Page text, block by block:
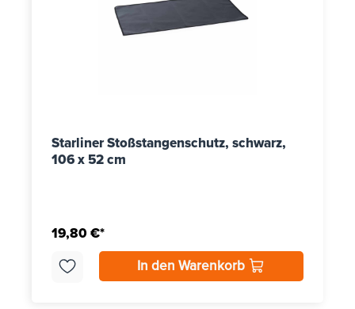
Starliner Stoßstangenschutz, schwarz,
106 x 52 cm
19,80 €*
In den Warenkorb